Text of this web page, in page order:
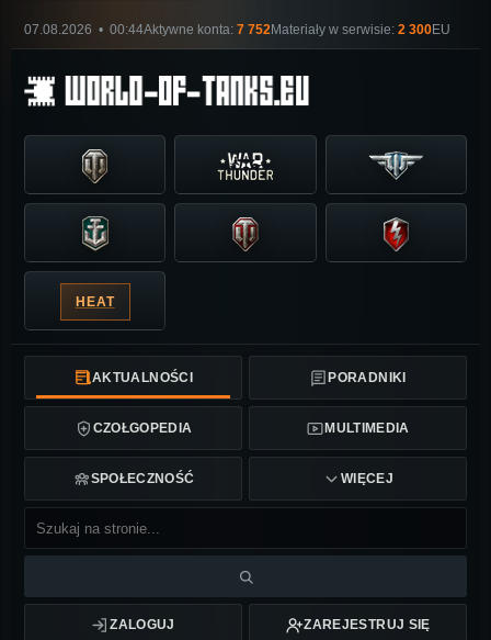
07.08.2026 • 00:44Aktywne konta: 7 752Materiały w serwisie: 2 300EU
HEAT
AKTUALNOŚCI PORADNIKI
CZOŁGOPEDIA MULTIMEDIA
SPOŁECZNOŚĆ WIĘCEJ
ZALOGUJ ZAREJESTRUJ SIĘ